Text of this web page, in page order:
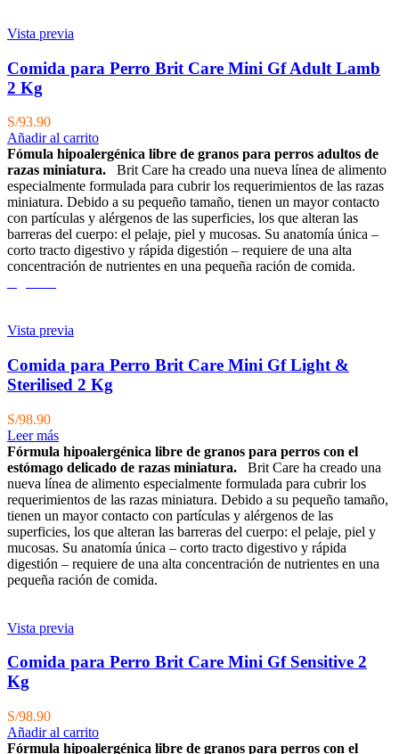
Vista previa
Comida para Perro Brit Care Mini Gf Adult Lamb
2 Kg
S/93.90
Añadir al carrito
Fómula hipoalergénica libre de granos para perros adultos de
razas miniatura. Brit Care ha creado una nueva línea de alimento
especialmente formulada para cubrir los requerimientos de las razas
miniatura. Debido a su pequeño tamaño, tienen un mayor contacto
con partículas y alérgenos de las superficies, los que alteran las
barreras del cuerpo: el pelaje, piel y mucosas. Su anatomía única –
corto tracto digestivo y rápida digestión – requiere de una alta
concentración de nutrientes en una pequeña ración de comida.
Vista previa
Comida para Perro Brit Care Mini Gf Light &
Sterilised 2 Kg
S/98.90
Leer más
Fórmula hipoalergénica libre de granos para perros con el
estómago delicado de razas miniatura. Brit Care ha creado una
nueva línea de alimento especialmente formulada para cubrir los
requerimientos de las razas miniatura. Debido a su pequeño tamaño,
tienen un mayor contacto con partículas y alérgenos de las
superficies, los que alteran las barreras del cuerpo: el pelaje, piel y
mucosas. Su anatomía única – corto tracto digestivo y rápida
digestión – requiere de una alta concentración de nutrientes en una
pequeña ración de comida.
Vista previa
Comida para Perro Brit Care Mini Gf Sensitive 2
Kg
S/98.90
Añadir al carrito
Fórmula hipoalergénica libre de granos para perros con el